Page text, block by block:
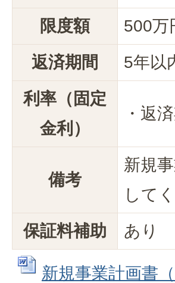
限度額
500万
返済期間
5年以
利率（固定
金利）
・返
備考
新規
して
保証料補助
あり
新規事業計画書